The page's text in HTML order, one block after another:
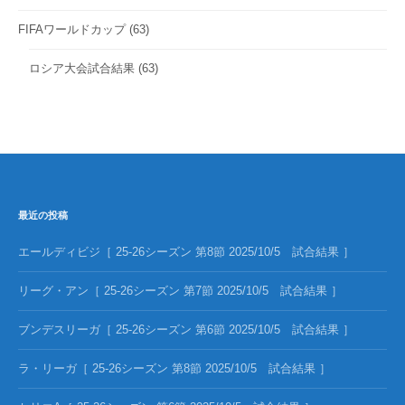
FIFAワールドカップ(63)
ロシア大会試合結果 (63)
最近の投稿
エールディビジ［ 25-26シーズン 第8節 2025/10/5 試合結果 ］
リーグ・アン［ 25-26シーズン 第7節 2025/10/5 試合結果 ］
ブンデスリーガ［ 25-26シーズン 第6節 2025/10/5 試合結果 ］
ラ・リーガ［ 25-26シーズン 第8節 2025/10/5 試合結果 ］